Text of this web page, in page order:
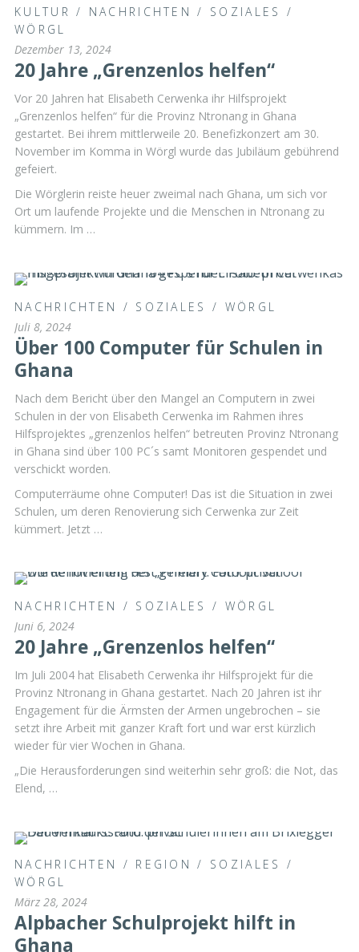
KULTUR / NACHRICHTEN / SOZIALES
/
WÖRGL
Dezember 13, 2024
20 Jahre „Grenzenlos helfen“
Vor 20 Jahren hat Elisabeth Cerwenka ihr Hilfsprojekt
„Grenzenlos helfen“ für die Provinz Ntronang in Ghana
gestartet. Bei ihrem mittlerweile 20. Benefizkonzert am 30.
November im Komma in Wörgl wurde das Jubiläum gebührend
gefeiert.
Die Wörglerin reiste heuer zweimal nach Ghana, um sich vor
Ort um laufende Projekte und die Menschen in Ntronang zu
kümmern. Im …
NACHRICHTEN / SOZIALES / WÖRGL
Juli 8, 2024
Über 100 Computer für Schulen in
Ghana
Nach dem Bericht über den Mangel an Computern in zwei
Schulen in der von Elisabeth Cerwenka im Rahmen ihres
Hilfsprojektes „grenzenlos helfen“ betreuten Provinz Ntronang
in Ghana sind über 100 PC´s samt Monitoren gespendet und
verschickt worden.
Computerräume ohne Computer! Das ist die Situation in zwei
Schulen, um deren Renovierung sich Cerwenka zur Zeit
kümmert. Jetzt …
NACHRICHTEN / SOZIALES / WÖRGL
Juni 6, 2024
20 Jahre „Grenzenlos helfen“
Im Juli 2004 hat Elisabeth Cerwenka ihr Hilfsprojekt für die
Provinz Ntronang in Ghana gestartet. Nach 20 Jahren ist ihr
Engagement für die Ärmsten der Armen ungebrochen – sie
setzt ihre Arbeit mit ganzer Kraft fort und war erst kürzlich
wieder für vier Wochen in Ghana.
„Die Herausforderungen sind weiterhin sehr groß: die Not, das
Elend, …
NACHRICHTEN / REGION / SOZIALES
/
WÖRGL
März 28, 2024
Alpbacher Schulprojekt hilft in
Ghana